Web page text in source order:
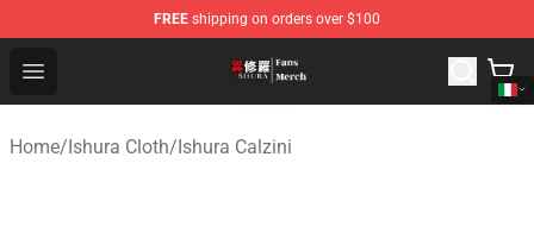
FREE shipping on orders over $100
Open menu
Ishura Store - Official Ishura Merchandise Shop
Home/Ishura Cloth/Ishura Calzini